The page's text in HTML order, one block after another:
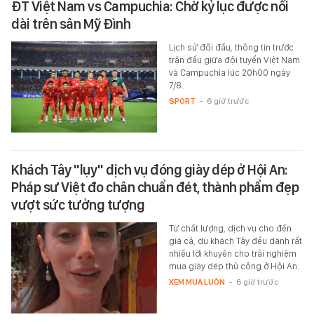
ĐT Việt Nam vs Campuchia: Chờ kỷ lục được nối
dài trên sân Mỹ Đình
Lịch sử đối đầu, thông tin trước
trận đấu giữa đội tuyển Việt Nam
và Campuchia lúc 20h00 ngày
7/8.
SPORT - 6 giờ trước
Khách Tây "lụy" dịch vụ đóng giày dép ở Hội An:
Pháp sư Việt đo chân chuẩn đét, thành phẩm đẹp
vượt sức tưởng tượng
Từ chất lượng, dịch vụ cho đến
giá cả, du khách Tây đều dành rất
nhiều lời khuyên cho trải nghiệm
mua giày dép thủ công ở Hội An.
XEM MUA LUÔN - 6 giờ trước